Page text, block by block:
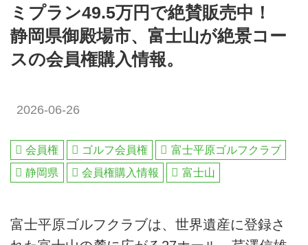
ミプラン49.5万円で絶賛販売中！
静岡県御殿場市、富士山が絶景コー
スの会員権購入情報。
2026-06-26
会員権 ゴルフ会員権
富士平原ゴルフクラブ
静岡県
会員権購入情報 富士山
富士平原ゴルフクラブは、世界遺産に登録さ